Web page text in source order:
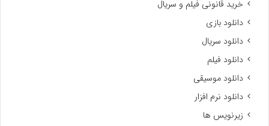
خرید قانونی فیلم و سریال
دانلود بازی
دانلود سریال
دانلود فیلم
دانلود موسیقی
دانلود نرم افزار
زیرنویس ها